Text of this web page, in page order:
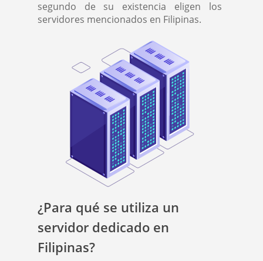
segundo de su existencia eligen los
servidores mencionados en Filipinas.
¿Para qué se utiliza un
servidor dedicado en
Filipinas?